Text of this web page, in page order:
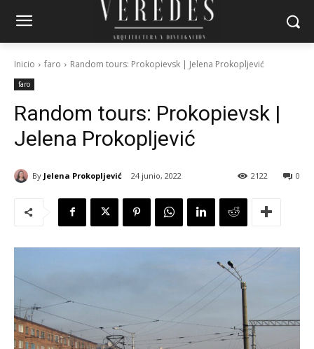
Inicio faro Random tours: Prokopievsk | Jelena Prokopljević
faro
Random tours: Prokopievsk |
Jelena Prokopljević
By Jelena Prokopljević 24 junio, 2022 0
2122